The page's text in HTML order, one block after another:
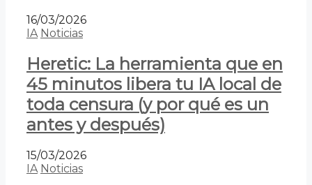
16/03/2026
IA Noticias
Heretic: La herramienta que en
45 minutos libera tu IA local de
toda censura (y por qué es un
antes y después)
15/03/2026
IA Noticias